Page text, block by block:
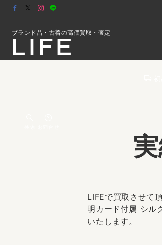
ブランド品・古着の高価買取・査定
LIFEで買取させて
明カード付属 シル
いたします。